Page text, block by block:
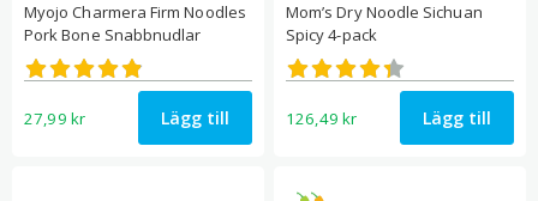
Myojo Charmera Firm Noodles
Pork Bone Snabbnudlar
Betygsatt
4.86
av 5
27,99 kr Lägg till
Mom’s Dry Noodle Sichuan
Spicy 4-pack
Betygsatt
4.33
av 5
126,49 kr Lägg till